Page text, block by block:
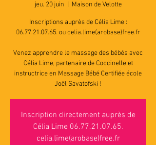
jeu. 20 juin Maison de Velotte
Inscriptions auprès de Célia Lime :
06.77.21.07.65. ou celia.lime(arobase)free.fr
Venez apprendre le massage des bébés avec
Célia Lime, partenaire de Coccinelle et
instructrice en Massage Bébé Certifiée école
Joël Savatofski !
Inscription directement auprès de
Célia Lime 06.77.21.07.65.
celia.lime(arobase)free.fr